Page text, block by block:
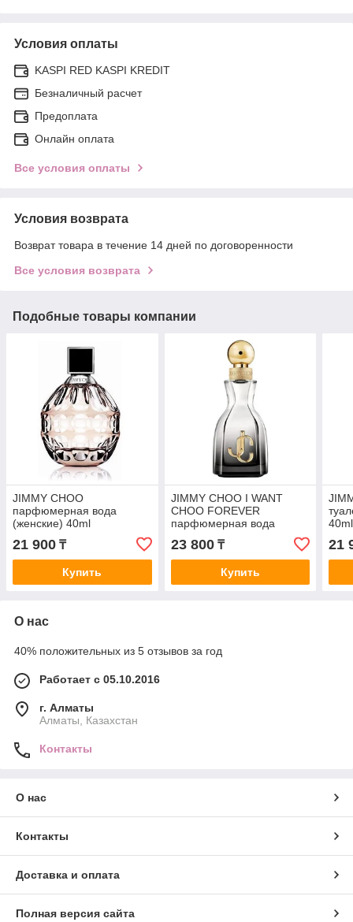
Условия оплаты
KASPI RED KASPI KREDIT
Безналичный расчет
Предоплата
Онлайн оплата
Все условия оплаты
Условия возврата
Возврат товара в течение 14 дней по договоренности
Все условия возврата
Подобные товары компании
JIMMY CHOO
парфюмерная вода
(женские) 40ml
21 900 ₸
Купить
JIMMY CHOO I WANT
CHOO FOREVER
парфюмерная вода
(женские) 40ml
23 800₸
Купить
40ml
21
О нас
40% положительных из 5 отзывов за год
Работает с 05.10.2016
г. Алматы
Алматы, Казахстан
Контакты
О нас
Контакты
Доставка и оплата
Полная версия сайта